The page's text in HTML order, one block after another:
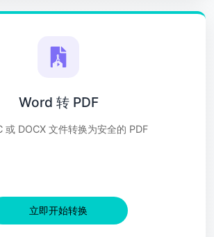
Word 转 PDF
或 DOCX 文件转换为安全的 PDF
立即开始转换